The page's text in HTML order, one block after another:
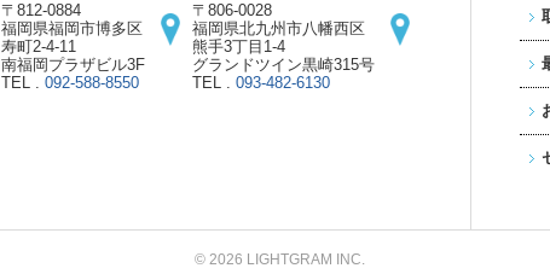
〒812-0884
福岡県福岡市博多区
寿町2-4-11
南福岡プラザビル3F
TEL . 092-588-8550
〒806-0028
福岡県北九州市八幡西区
熊手3丁目1-4
グランドツイン黒崎315号
TEL . 093-482-6130
© 2026 LIGHTGRAM INC.